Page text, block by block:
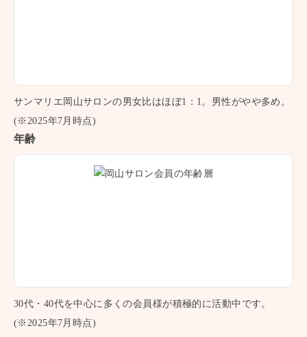
サンマリエ岡山サロンの男女比はほぼ1：1。男性がやや多め。
(※2025年7月時点)
年齢
30代・40代を中心に多くの会員様が積極的に活動中です。
(※2025年7月時点)